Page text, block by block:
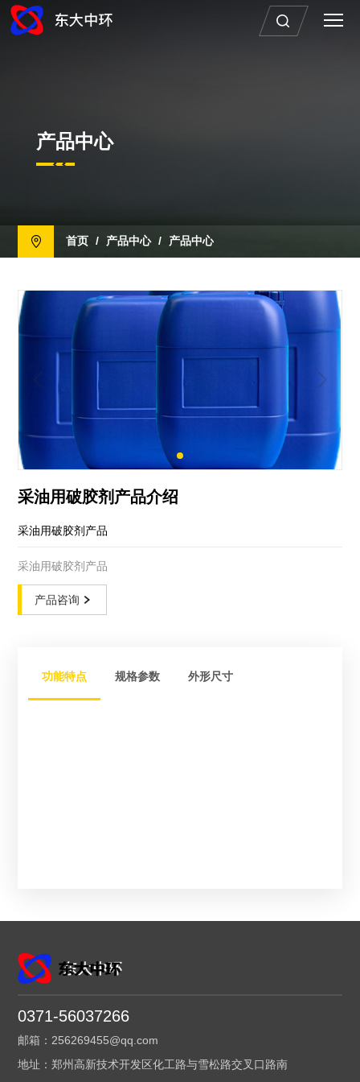
产品中心
首页 / 产品中心 / 产品中心
采油用破胶剂产品介绍
采油用破胶剂产品
采油用破胶剂产品
产品咨询
功能特点 规格参数 外形尺寸
0371-56037266
邮箱：256269455@qq.com
地址：郑州高新技术开发区化工路与雪松路交叉口路南